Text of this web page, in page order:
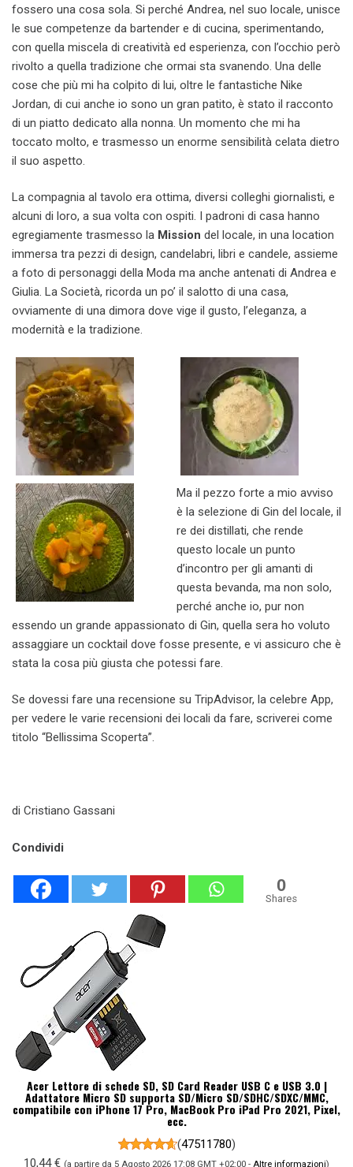
fossero una cosa sola. Si perché Andrea, nel suo locale, unisce
le sue competenze da bartender e di cucina, sperimentando,
con quella miscela di creatività ed esperienza, con l’occhio però
rivolto a quella tradizione che ormai sta svanendo. Una delle
cose che più mi ha colpito di lui, oltre le fantastiche Nike
Jordan, di cui anche io sono un gran patito, è stato il racconto
di un piatto dedicato alla nonna. Un momento che mi ha
toccato molto, e trasmesso un enorme sensibilità celata dietro
il suo aspetto.
La compagnia al tavolo era ottima, diversi colleghi giornalisti, e
alcuni di loro, a sua volta con ospiti. I padroni di casa hanno
egregiamente trasmesso la Mission del locale, in una location
immersa tra pezzi di design, candelabri, libri e candele, assieme
a foto di personaggi della Moda ma anche antenati di Andrea e
Giulia. La Società, ricorda un po’ il salotto di una casa,
ovviamente di una dimora dove vige il gusto, l’eleganza, a
modernità e la tradizione.
Ma il pezzo forte a mio avviso
è la selezione di Gin del locale, il
re dei distillati, che rende
questo locale un punto
d’incontro per gli amanti di
questa bevanda, ma non solo,
perché anche io, pur non
essendo un grande appassionato di Gin, quella sera ho voluto
assaggiare un cocktail dove fosse presente, e vi assicuro che è
stata la cosa più giusta che potessi fare.
Se dovessi fare una recensione su TripAdvisor, la celebre App,
per vedere le varie recensioni dei locali da fare, scriverei come
titolo “Bellissima Scoperta”.
di Cristiano Gassani
Condividi
0
Shares
Acer Lettore di schede SD, SD Card Reader USB C e USB 3.0 |
Adattatore Micro SD supporta SD/Micro SD/SDHC/SDXC/MMC,
compatibile con iPhone 17 Pro, MacBook Pro iPad Pro 2021, Pixel,
ecc.
(47511780)
10,44 € (a partire da 5 Agosto 2026 17:08 GMT +02:00 - Altre informazioni)